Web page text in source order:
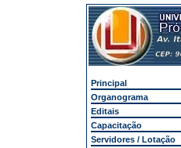
Principal
Organograma
Editais
Capacitação
Servidores / Lotação